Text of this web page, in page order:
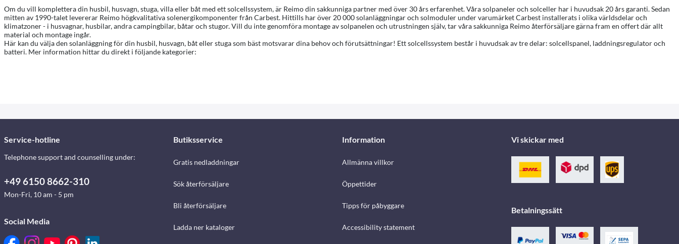
Om du vill komplettera din husbil, husvagn, stuga, villa eller båt med ett solcellssystem, är Reimo din sakkunniga partner med över 30 års erfarenhet. Våra solpaneler och solceller har i huvudsak 20 års garanti. Sedan
mitten av 1990-talet levererar Reimo högkvalitativa solenergikomponenter från Carbest. Hittills har över 20 000 solanläggningar och solmoduler under varumärket Carbest installerats i olika världsdelar och
klimatzoner - i husvagnar, husbilar, andra campingbilar, båtar och stugor. Vill du inte genomföra montage av solpanelen och utrustningen själv, tar våra sakkunniga Reimo återförsäljare gärna fram en offert där allt
material och montage ingår.
Här kan du välja den solanläggning för din husbil, husvagn, båt eller stuga som bäst motsvarar dina behov och förutsättningar! Ett solcellssystem består i huvudsak av tre delar: solcellspanel, laddningsregulator och
batteri. Mer information hittar du direkt i följande kategorier:
Service-hotline
Telephone support and counselling under:
+49 6150 8662-310
Mon-Fri, 10 am - 5 pm
Social Media
Butiksservice
Gratis nedladdningar
Sök återförsäljare
Bli återförsäljare
Ladda ner kataloger
Information
Allmänna villkor
Öppettider
Tipps för påbyggare
Accessibility statement
Vi skickar med
Betalningssätt